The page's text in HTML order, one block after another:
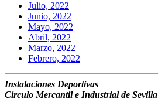
Julio, 2022
Junio, 2022
Mayo, 2022
Abril, 2022
Marzo, 2022
Febrero, 2022
Instalaciones Deportivas
Círculo Mercantil e Industrial de Sevilla